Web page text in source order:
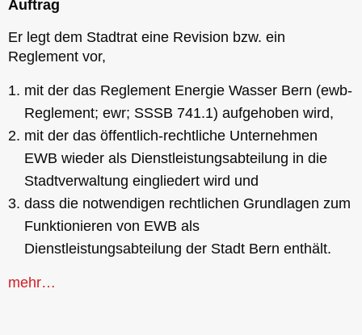
Auftrag
Er legt dem Stadtrat eine Revision bzw. ein
Reglement vor,
mit der das Reglement Energie Wasser Bern (ewb-
Reglement; ewr; SSSB 741.1) aufgehoben wird,
mit der das öffentlich-rechtliche Unternehmen
EWB wieder als Dienstleistungsabteilung in die
Stadtverwaltung eingliedert wird und
dass die notwendigen rechtlichen Grundlagen zum
Funktionieren von EWB als
Dienstleistungsabteilung der Stadt Bern enthält.
mehr…